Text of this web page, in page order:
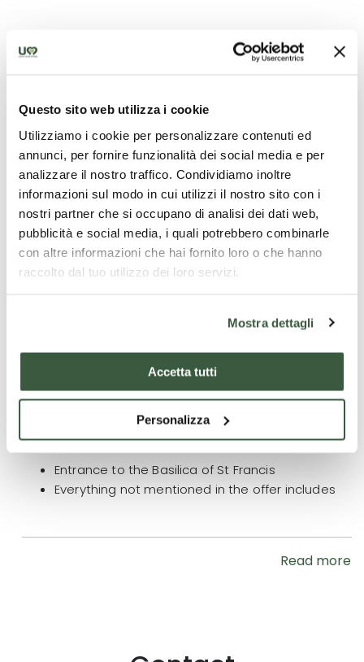
Questo sito web utilizza i cookie
Utilizziamo i cookie per personalizzare contenuti ed
annunci, per fornire funzionalità dei social media e per
analizzare il nostro traffico. Condividiamo inoltre
informazioni sul modo in cui utilizzi il nostro sito con i
nostri partner che si occupano di analisi dei dati web,
pubblicità e social media, i quali potrebbero combinarle
con altre informazioni che hai fornito loro o che hanno
raccolto dal tuo utilizzo dei loro servizi.
Mostra dettagli
Accetta tutti
Personalizza
Your special holiday in Umbria in Assisi. Three days in
a hotel or agriturismo + guided tour with an official
guide
What is included
2 nights in a hotel or farmhouse
by the Region of Umbria
What is not included
Entrance to the Basilica of St Francis
Everything not mentioned in the offer includes
Read more